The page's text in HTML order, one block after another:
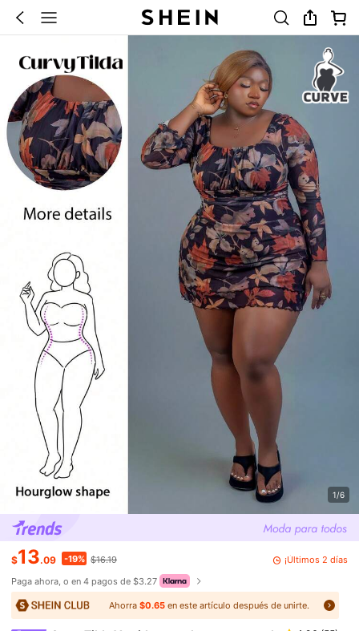
1/6
$13.09 -19% $16.19
¡Últimos 2 días
Paga ahora, o en 4 pagos de $3.27
Ahorra $0.65en este artículo después de unirte.